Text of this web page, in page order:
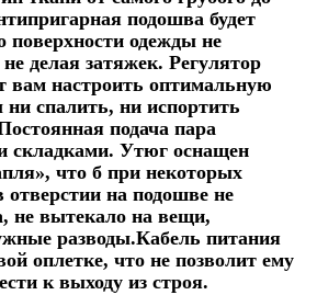
подошва будет
поверхности одежды не
делая затяжек. Регулятор
вам настроить оптимальную
ни спалить, ни испортить
подача пара
складками. Утюг оснащен
что б при некоторых
на подошве не
не вытекало на вещи,
разводы.Кабель питания
оплетке, что не позволит ему
к выходу из строя.